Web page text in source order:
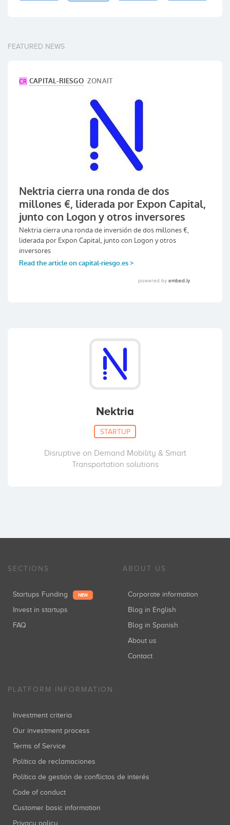
FEATURED NEWS
Nektria
STARTUP
Disruptive on Demand Mobility & Smart
Transportation solutions
SECTIONS
Startups Funding NEW
Invest in startups
FAQ
ABOUT US
Corporate information
Blog in English
Blog in Spanish
About us
Contact
PLATFORM INFORMATION
Investment criteria
Our investment process
Terms of Service
Política de reclamaciones
Política de gestión de conflictos de interés
Code of conduct
Customer basic information
Privacy policy